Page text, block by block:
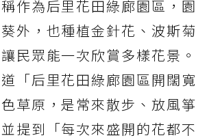
作為后里花田綠廊園區，園
外，也種植金針花、波斯菊
民眾能一次欣賞多樣花景。
「后里花田綠廊園區開闊寬
草原，是常來散步、放風箏
提到「每次來盛開的花都不